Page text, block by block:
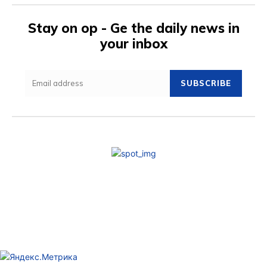
Stay on op - Ge the daily news in
your inbox
SUBSCRIBE